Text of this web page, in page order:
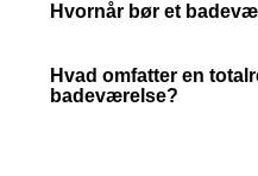
Hvornår bør et
Hvad omfatter en
badeværelse?